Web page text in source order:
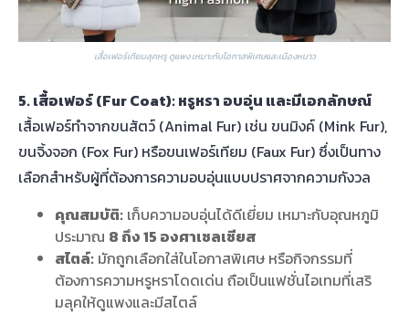
เสื้อเฟอร์เทียมลุคหรู ดูแพง เหมาะกับโอกาสพิเศษและเมืองหนาว
5. เสื้อเฟอร์ (Fur Coat): หรูหรา อบอุ่น และมีเอกลักษณ์
เสื้อเฟอร์ทำจากขนสัตว์ (Animal Fur) เช่น ขนมิงค์ (Mink Fur),
ขนจิ้งจอก (Fox Fur) หรือขนเฟอร์เทียม (Faux Fur) ซึ่งเป็นทาง
เลือกสำหรับผู้ที่ต้องการความอบอุ่นแบบปราศจากความกังวล
คุณสมบัติ: เก็บความอบอุ่นได้ดีเยี่ยม เหมาะกับอุณหภูมิ
ประมาณ 8 ถึง 15 องศาเซลเซียส
สไตล์: มักถูกเลือกใส่ในโอกาสพิเศษ หรือกิจกรรมที่
ต้องการความหรูหราโดดเด่น ถือเป็นแฟชั่นไอเทมที่เสริ
มลุคให้ดูแพงและมีสไตล์